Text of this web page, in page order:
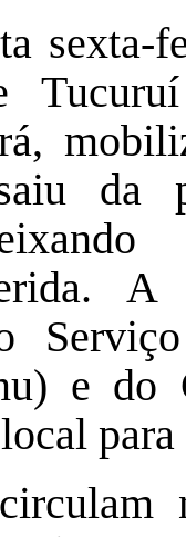
sexta-
da
e do